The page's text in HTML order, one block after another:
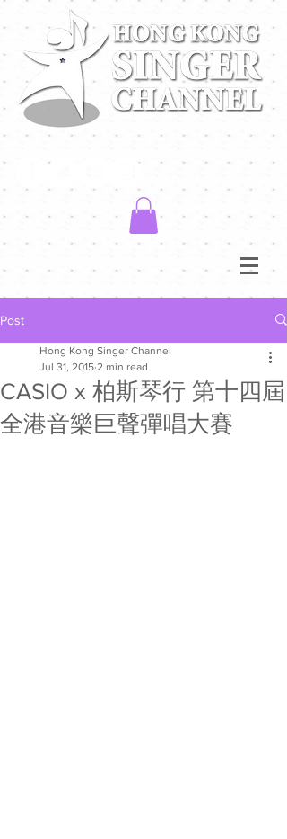
Post
CASIO x 柏斯琴行 第十四屆
全港音樂巨聲彈唱大賽
Hong Kong Singer Channel
Jul 31, 2015 2 min read